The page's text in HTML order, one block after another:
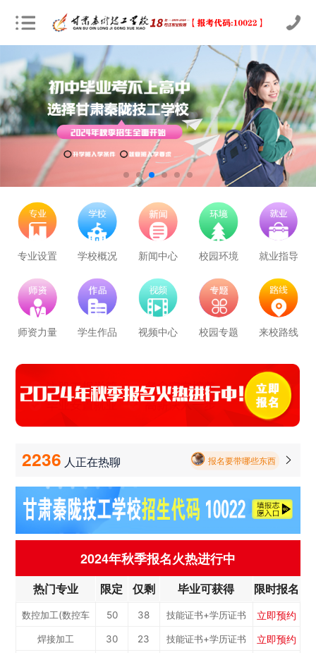
专业设置 学校概况 新闻中心 校园环境 就业指导
师资力量 学生作品 视频中心 校园专题 来校路线
2236 人正在热聊
学校里面的漂亮女孩子多不多呀
报名要带哪些东西
毕业以后的就业率怎么样呀
学校环境怎么样啊 视频上看上去还挺不 错的 有实地去看过的么
学校里面的漂亮女孩子多不多呀
报名要带哪些东西 
2024年秋季报名火热进行中
热门专业 限定 仅剩 毕业可获得 限时报名
农业机械运维 30 23 技能证书+学历证书 立即预约
通信运营服务 23 技能证书+学历证书 立即预约
计算机应用与维修 50 38 技能证书+学历证书 立即预约
幼儿教育 150 114 技能证书+学历证书 立即预约
轨道交通车辆运检 50 38 技能证书+学历证书 立即预约
铁路客运服务 150 114 技能证书+学历证书 立即预约
新能源汽车技术 150 114 技能证书+学历证书 立即预约
公路施工与养护 30 23 技能证书+学历证书 立即预约
电子商务 30 23 技能证书+学历证书 立即预约
立即预约
电子技术应用 50 38 技能证书+学历证书 立即预约
立即预约
烹饪(中式烹调) 40
健康服务与管理 30 技能证书+学历证书
护理 90 68 技能证书+学历证书 立即预约
化工工艺 30 23 技能证书+学历证书 立即预约
机电一体化技术 50 38 技能证书+学历证书
3D打印技术应用 30 23 技能证书+学历证书 立即预约
数控加工(数控车
工）
50 38 技能证书+学历证书 立即预约
焊接加工 30 23 技能证书+学历证书 立即预约